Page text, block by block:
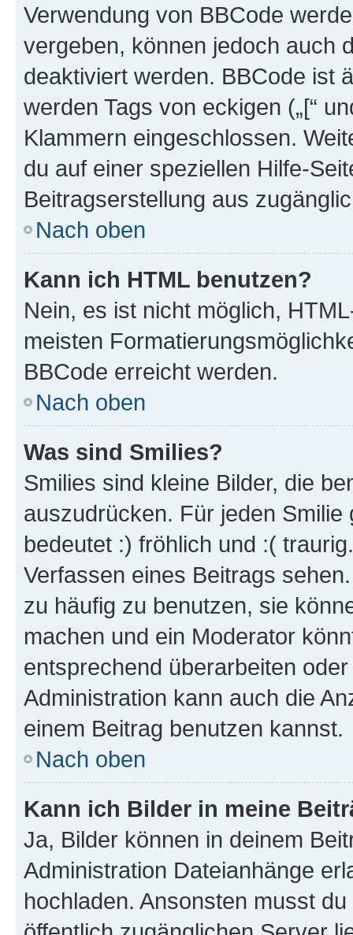
Verwendung von BBCode
vergeben, können jedoch auch
deaktiviert werden. BBCode ist
werden Tags von eckigen („[“
Klammern eingeschlossen.
du auf einer speziellen Hilfe-
Beitragserstellung aus
Nach oben
Kann ich HTML benutzen?
Nein, es ist nicht möglich,
meisten
BBCode erreicht werden.
Nach oben
Was sind Smilies?
Smilies sind kleine Bilder, die
auszudrücken. Für jeden
bedeutet :) fröhlich und :(
Verfassen eines Beitrags
zu häufig zu benutzen, sie
machen und ein Moderator
entsprechend überarbeiten
Administration kann auch die
einem Beitrag benutzen kannst.
Nach oben
Kann ich Bilder in meine
Ja, Bilder können in deinem
Administration Dateianhänge
hochladen. Ansonsten musst